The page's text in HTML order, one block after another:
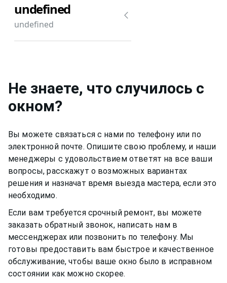
undefined
undefined
Не знаете, что случилось с
окном?
Вы можете связаться с нами по телефону или по
электронной почте. Опишите свою проблему, и наши
менеджеры с удовольствием ответят на все ваши
вопросы, расскажут о возможных вариантах
решения и назначат время выезда мастера, если это
необходимо.
Если вам требуется срочный ремонт, вы можете
заказать обратный звонок, написать нам в
мессенджерах или позвонить по телефону. Мы
готовы предоставить вам быстрое и качественное
обслуживание, чтобы ваше окно было в исправном
состоянии как можно скорее.